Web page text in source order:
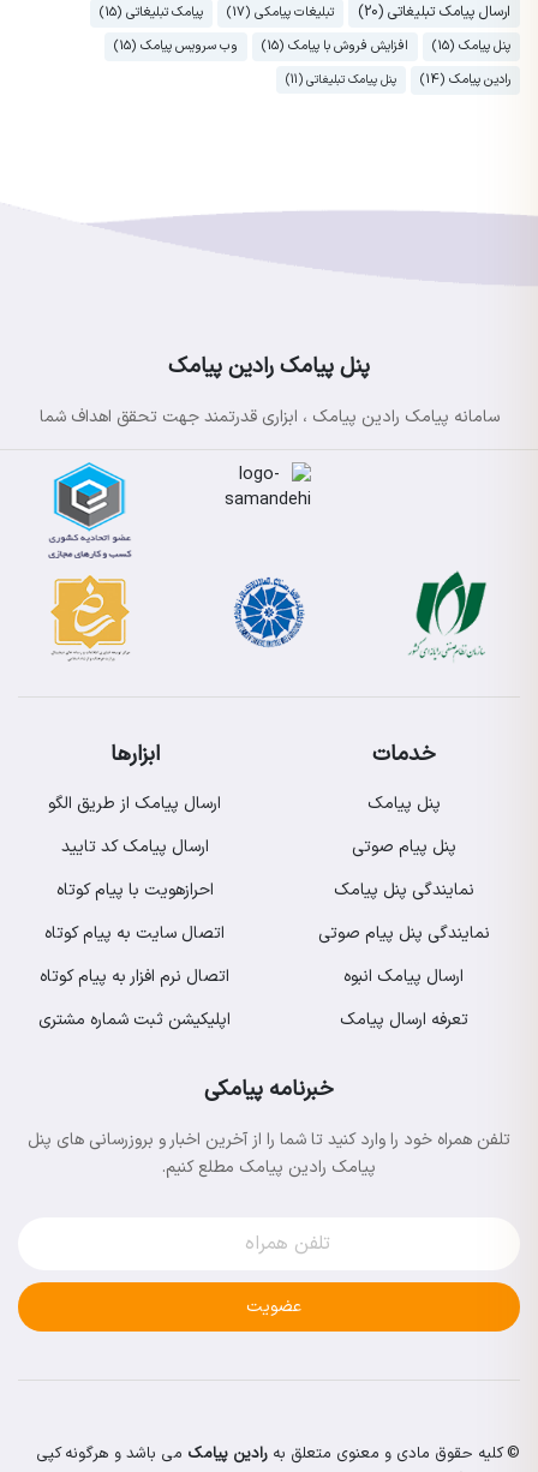
ارسال پیامک تبلیغاتی (20) تبلیغات پیامکی (17)
پیامک تبلیغاتی (15)
پنل پیامک (15)
افزایش فروش با پیامک (15)
وب سرویس پیامک (15)
رادین پیامک (14)
پنل پیامک تبلیغاتی (11)
پنل پیامک رادین پیامک
سامانه پیامک رادین پیامک ، ابزاری قدرتمند جهت تحقق اهداف شما
خدمات
پنل پیامک
پنل پیام صوتی
نمایندگی پنل پیامک
نمایندگی پنل پیام صوتی
ارسال پیامک انبوه
تعرفه ارسال پیامک
ابزارها
ارسال پیامک از طریق الگو
ارسال پیامک کد تایید
احرازهویت با پیام کوتاه
اتصال سایت به پیام کوتاه
اتصال نرم افزار به پیام کوتاه
اپلیکیشن ثبت شماره مشتری
خبرنامه پیامکی
تلفن همراه خود را وارد کنید تا شما را از آخرین اخبار و بروزرسانی های پنل
پیامک رادین پیامک مطلع کنیم.
عضویت
© کلیه حقوق مادی و معنوی متعلق به رادین پیامک می باشد و هرگونه کپی